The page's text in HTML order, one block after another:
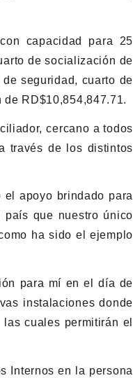
capacidad para 25
de socialización de
seguridad, cuarto de
RD$10,854,847.71.
cercano a todos
través de los distintos
el apoyo brindado para
que nuestro único
ha sido el ejemplo
para mí en el día de
instalaciones donde
cuales permitirán el
Internos en la persona